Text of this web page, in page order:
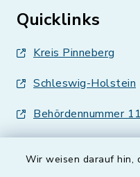
Wir weisen darauf hin,
Quicklinks
Kreis Pinneberg
Schleswig-Holstein
Behördennummer